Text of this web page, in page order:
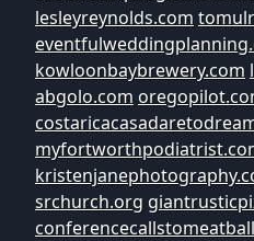
lesleyreynolds.com
kowloonbaybrewery.com
abgolo.com
srchurch.org